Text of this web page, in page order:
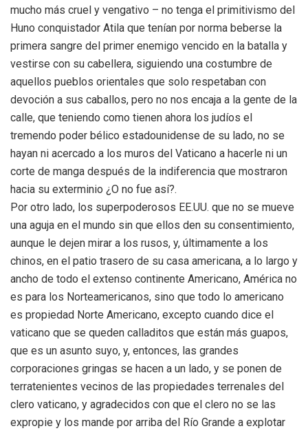
mucho más cruel y vengativo – no tenga el primitivismo del
Huno conquistador Atila que tenían por norma beberse la
primera sangre del primer enemigo vencido en la batalla y
vestirse con su cabellera, siguiendo una costumbre de
aquellos pueblos orientales que solo respetaban con
devoción a sus caballos, pero no nos encaja a la gente de la
calle, que teniendo como tienen ahora los judíos el
tremendo poder bélico estadounidense de su lado, no se
hayan ni acercado a los muros del Vaticano a hacerle ni un
corte de manga después de la indiferencia que mostraron
hacia su exterminio ¿O no fue así?.
Por otro lado, los superpoderosos EE.UU. que no se mueve
una aguja en el mundo sin que ellos den su consentimiento,
aunque le dejen mirar a los rusos, y, últimamente a los
chinos, en el patio trasero de su casa americana, a lo largo y
ancho de todo el extenso continente Americano, América no
es para los Norteamericanos, sino que todo lo americano
es propiedad Norte Americano, excepto cuando dice el
vaticano que se queden calladitos que están más guapos,
que es un asunto suyo, y, entonces, las grandes
corporaciones gringas se hacen a un lado, y se ponen de
terratenientes vecinos de las propiedades terrenales del
clero vaticano, y agradecidos con que el clero no se las
expropie y los mande por arriba del Río Grande a explotar